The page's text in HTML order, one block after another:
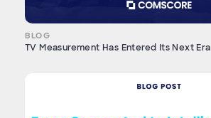
BLOG
TV Measurement Has Entered Its Next Era